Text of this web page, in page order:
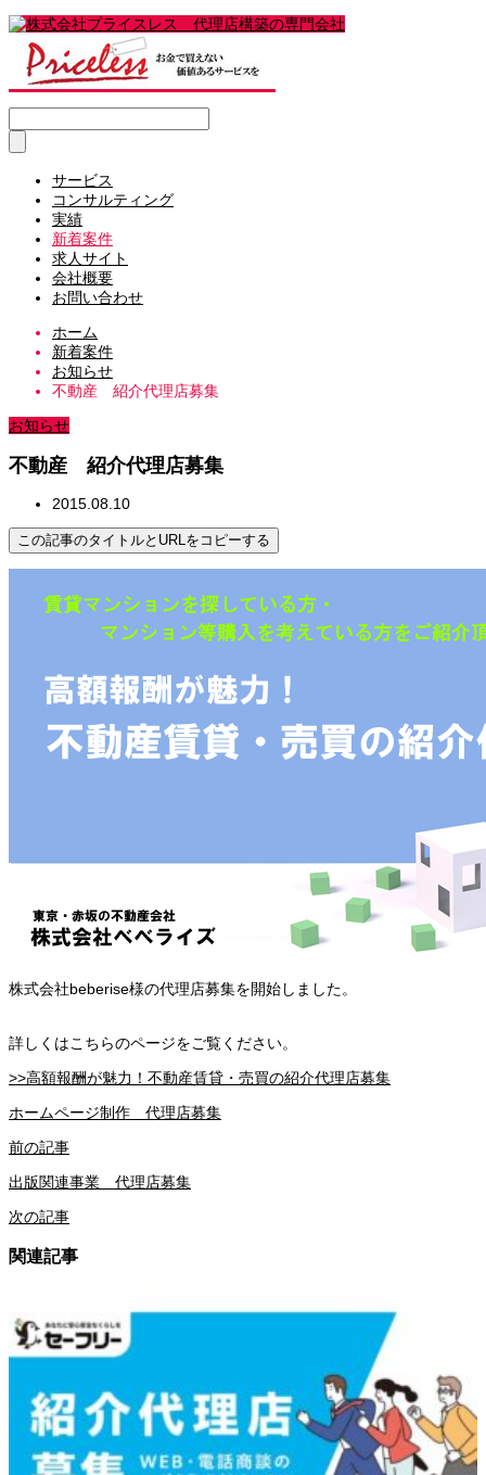
サービス
コンサルティング
実績
新着案件
求人サイト
会社概要
お問い合わせ
ホーム
新着案件
お知らせ
不動産 紹介代理店募集
お知らせ
不動産 紹介代理店募集
2015.08.10
この記事のタイトルとURLをコピーする
株式会社beberise様の代理店募集を開始しました。
詳しくはこちらのページをご覧ください。
>>高額報酬が魅力！不動産賃貸・売買の紹介代理店募集
ホームページ制作 代理店募集
前の記事
出版関連事業 代理店募集
次の記事
関連記事